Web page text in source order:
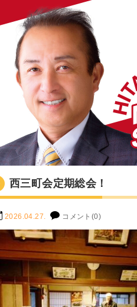
西三町会定期総会！
2026.04.27. コメント(0)